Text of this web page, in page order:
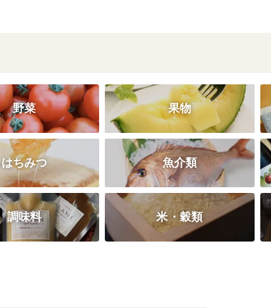
野菜 果物
はちみつ 魚介類
調味料 米・穀類